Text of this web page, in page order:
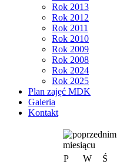
Rok 2013
Rok 2012
Rok 2011
Rok 2010
Rok 2009
Rok 2008
Rok 2024
Rok 2025
Plan zajęć MDK
Galeria
Kontakt
P
W Ś